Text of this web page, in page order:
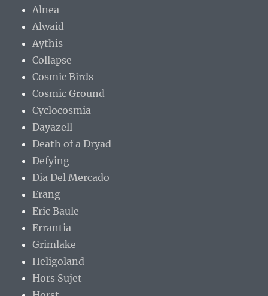
Alnea
Alwaid
Aythis
Collapse
Cosmic Birds
Cosmic Ground
Cyclocosmia
Dayazell
Death of a Dryad
Defying
Dia Del Mercado
Erang
Eric Baule
Errantia
Grimlake
Heligoland
Hors Sujet